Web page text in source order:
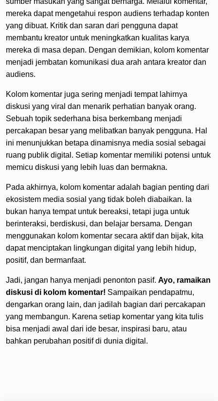
mereka dapat mengetahui respon audiens terhadap konten
yang dibuat. Kritik dan saran dari pengguna dapat
membantu kreator untuk meningkatkan kualitas karya
mereka di masa depan. Dengan demikian, kolom komentar
menjadi jembatan komunikasi dua arah antara kreator dan
audiens.
Kolom komentar juga sering menjadi tempat lahirnya
diskusi yang viral dan menarik perhatian banyak orang.
Sebuah topik sederhana bisa berkembang menjadi
percakapan besar yang melibatkan banyak pengguna. Hal
ini menunjukkan betapa dinamisnya media sosial sebagai
ruang publik digital. Setiap komentar memiliki potensi untuk
memicu diskusi yang lebih luas dan bermakna.
Pada akhirnya, kolom komentar adalah bagian penting dari
ekosistem media sosial yang tidak boleh diabaikan. Ia
bukan hanya tempat untuk bereaksi, tetapi juga untuk
berinteraksi, berdiskusi, dan belajar bersama. Dengan
menggunakan kolom komentar secara aktif dan bijak, kita
dapat menciptakan lingkungan digital yang lebih hidup,
positif, dan bermanfaat.
Jadi, jangan hanya menjadi penonton pasif. Ayo, ramaikan
diskusi di kolom komentar! Sampaikan pendapatmu,
dengarkan orang lain, dan jadilah bagian dari percakapan
yang membangun. Karena setiap komentar yang kita tulis
bisa menjadi awal dari ide besar, inspirasi baru, atau
bahkan perubahan positif di dunia digital.